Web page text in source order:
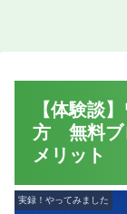
【体験談
方 無料ブ
メリット
実録！やってみました